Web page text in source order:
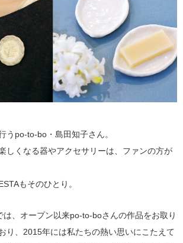
うpo-to-bo・島田知子さん。
しくなる器やアクセサリーは、ファンの方が
もそのひとり。
、オープン以来po-to-boさんの作品をお取り
り、2015年には私たちの熱い思いにこたえて